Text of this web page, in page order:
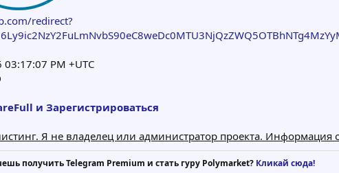
redirect?
PM +UTC
и Зарегистрироваться
Я не владелец или администратор проекта.
получить Telegram Premium и стать гуру Polymarket? Кликай сюда!